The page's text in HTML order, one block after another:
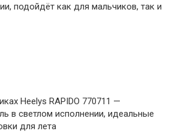
подойдёт как для мальчиков, так и
Heelys RAPIDO 770711 —
в светлом исполнении, идеальные
для лета